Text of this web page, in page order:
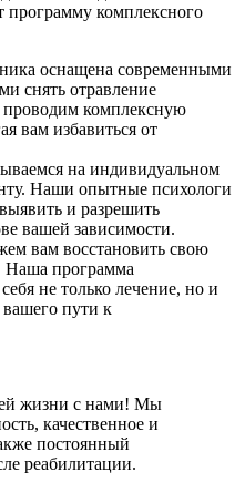
программу комплексного
оснащена современными
снять отравление
комплексную
вам избавиться от
на индивидуальном
Наши опытные психологи
и разрешить
вашей зависимости.
вам восстановить свою
Наша программа
не только лечение, но и
вашего пути к
жизни с нами! Мы
качественное и
постоянный
реабилитации.